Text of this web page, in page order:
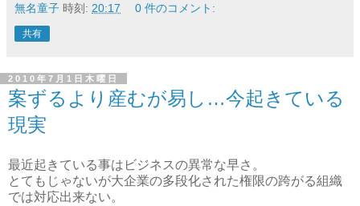
無名童子 時刻: 20:17 0 件のコメント:
共有
2010年7月1日木曜日
案ずるより産むが易し…今起きている
現実
最近起きている事はビジネスの異常な早さ。
とてもじゃないが大企業の多段化された権限の跨がる組織
では対応出来ない。